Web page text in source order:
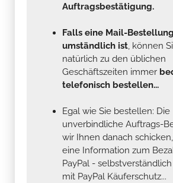
Auftragsbestätigung.
Falls eine Mail-
umständlich ist, können
natürlich zu den üblichen
Geschäftszeiten immer
telefonisch bestellen...
Egal wie Sie bestellen: Die
unverbindliche Auftrags-
wir Ihnen danach
eine Information zum
PayPal -
mit PayPal Käuferschutz...